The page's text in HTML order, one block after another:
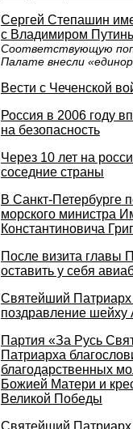
Сергей Степашин
с Владимиром
Соответствующую
Палате внесли
Вести с Чеченской
Россия в 2006 году
на безопасность
Через 10 лет на
соседние страны
В Санкт-Петербурге
морского министра
Константиновича
После визита главы
оставить у себя
Святейший
поздравление шейху
Партия «За Русь
Патриарха
благодарственных
Божией Матери и
Великой Победы
Святейший Патриарх